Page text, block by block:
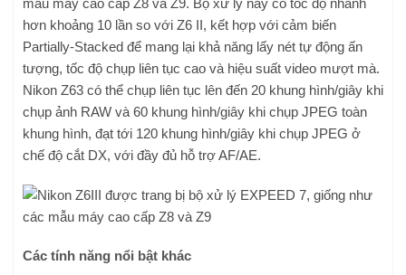
hơn khoảng 10 lần so với Z6 II, kết hợp với cảm biến
Partially-Stacked để mang lại khả năng lấy nét tự động ấn
tượng, tốc độ chụp liên tục cao và hiệu suất video mượt mà.
Nikon Z63 có thể chụp liên tục lên đến 20 khung hình/giây khi
chụp ảnh RAW và 60 khung hình/giây khi chụp JPEG toàn
khung hình, đạt tới 120 khung hình/giây khi chụp JPEG ở
chế độ cắt DX, với đầy đủ hỗ trợ AF/AE.
Các tính năng nổi bật khác